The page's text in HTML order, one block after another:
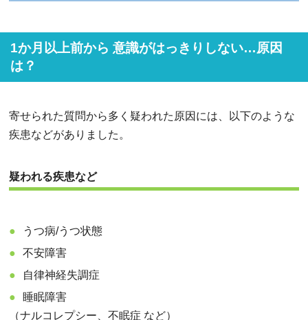
1か月以上前から 意識がはっきりしない…原因
は？
寄せられた質問から多く疑われた原因には、以下のような
疾患などがありました。
疑われる疾患など
うつ病/うつ状態
不安障害
自律神経失調症
睡眠障害
（ナルコレプシー、不眠症 など）